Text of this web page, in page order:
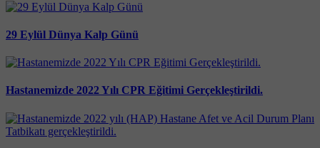
29 Eylül Dünya Kalp Günü
Hastanemizde 2022 Yılı CPR Eğitimi Gerçekleştirildi.